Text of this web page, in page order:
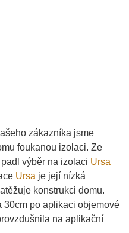
zákazníka jsme
foukanou izolaci. Ze
výběr na izolaci Ursa
Ursa je její nízká
konstrukci domu.
30cm po aplikaci objemové
na aplikační